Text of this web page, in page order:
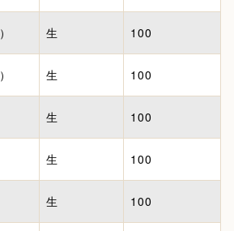
生 100
生 100
生 100
生 100
生 100